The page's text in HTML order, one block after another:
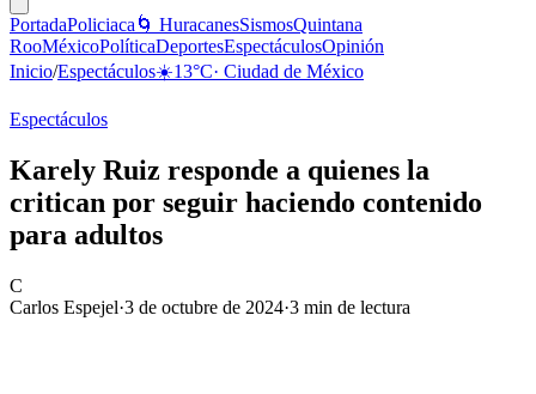
PortadaPoliciaca 🌀 HuracanesSismosQuintana
RooMéxicoPolíticaDeportesEspectáculosOpinión
Inicio/Espectáculos☀️13°C· Ciudad de México
Espectáculos
Karely Ruiz responde a quienes la
critican por seguir haciendo contenido
para adultos
C
Carlos Espejel·3 de octubre de 2024·3 min de lectura